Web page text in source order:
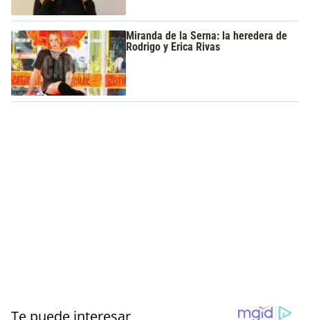
Miranda de la Serna: la heredera de
Rodrigo y Erica Rivas